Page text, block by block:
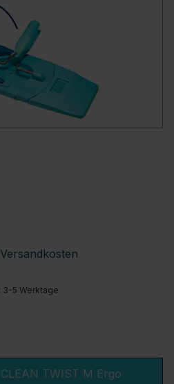
5 Werktage
TWIST M Ergo